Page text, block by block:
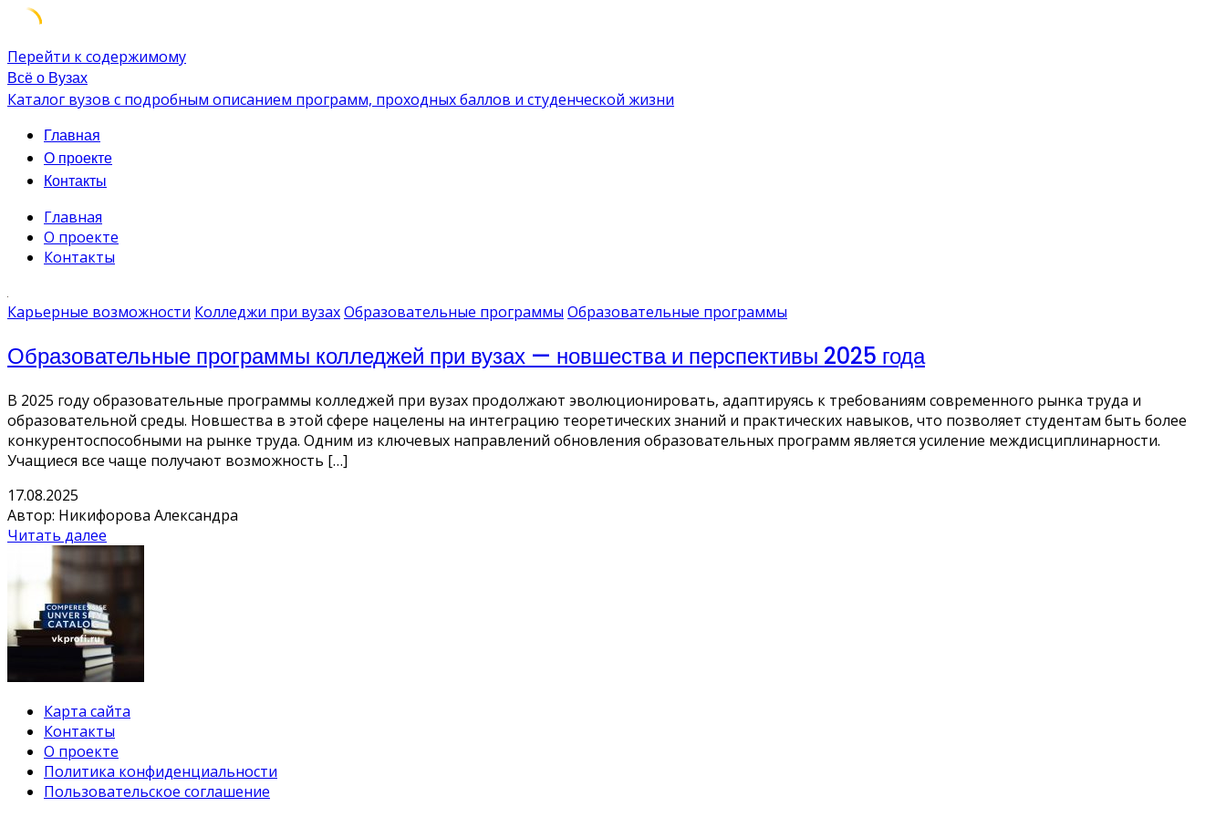
Перейти к содержимому
Всё о Вузах
Каталог вузов с подробным описанием программ, проходных баллов и студенческой жизни
Главная
О проекте
Контакты
Главная
О проекте
Контакты
Карьерные возможности Колледжи при вузахОбразовательные программы Образовательные программы
Образовательные программы колледжей при вузах — новшества и перспективы 2025 года
В 2025 году образовательные программы колледжей при вузах продолжают эволюционировать, адаптируясь к требованиям современного рынка труда и
образовательной среды. Новшества в этой сфере нацелены на интеграцию теоретических знаний и практических навыков, что позволяет студентам быть более
конкурентоспособными на рынке труда. Одним из ключевых направлений обновления образовательных программ является усиление междисциплинарности.
Учащиеся все чаще получают возможность […]
17.08.2025
Автор: Никифорова Александра
Читать далее
Карта сайта
Контакты
О проекте
Политика конфиденциальности
Пользовательское соглашение